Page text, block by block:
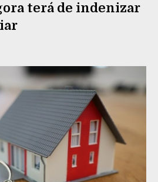
terá de indenizar